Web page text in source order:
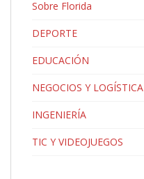
Sobre Florida
DEPORTE
EDUCACIÓN
NEGOCIOS Y LOGÍSTICA
INGENIERÍA
TIC Y VIDEOJUEGOS